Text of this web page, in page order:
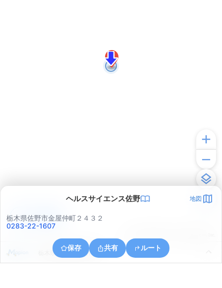
ヘルスサイエンス佐野 地図
栃木県佐野市金屋仲町２４３２
0283-22-1607
保存 共有 ルート
栃木県佐野市金屋仲町
アプリで見る